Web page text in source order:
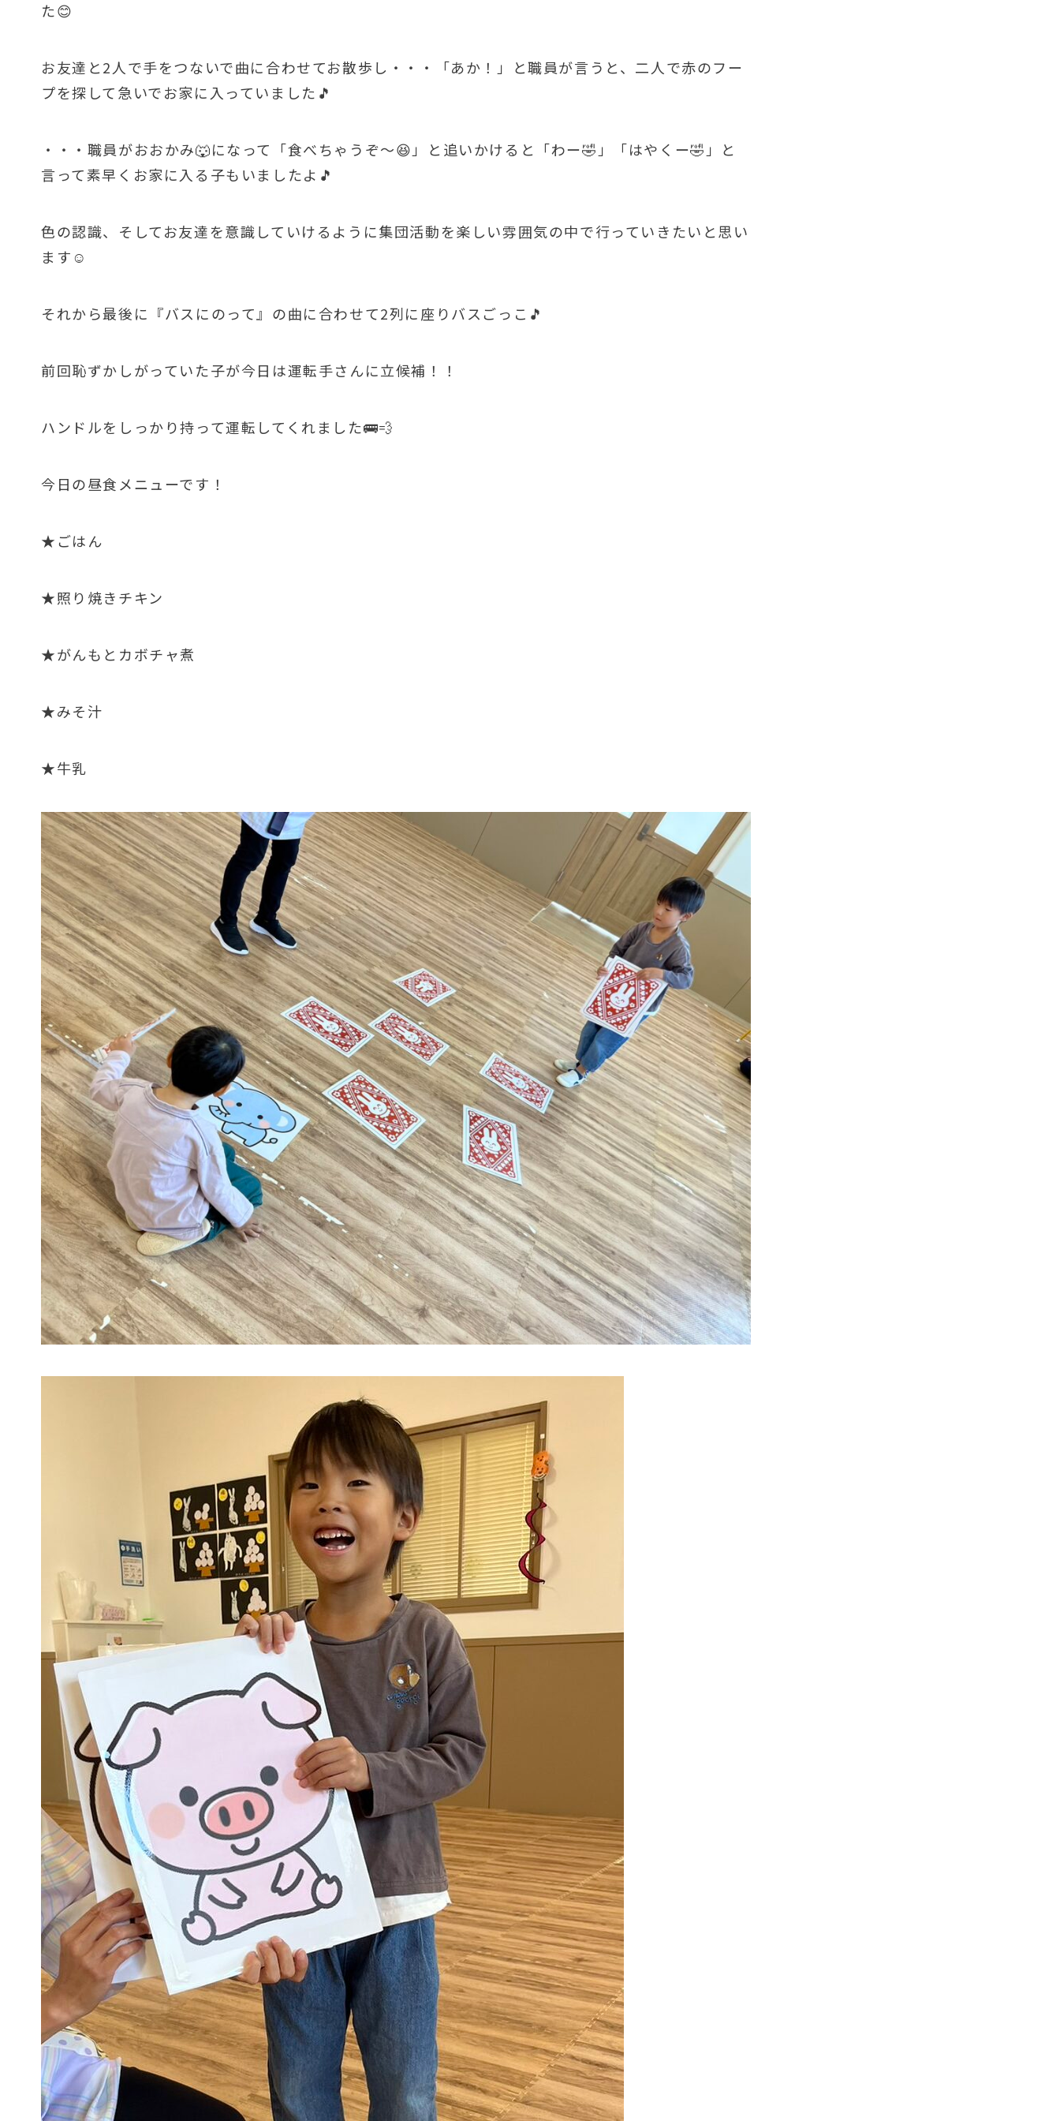
た😊
お友達と2人で手をつないで曲に合わせてお散歩し・・・「あか！」と職員が言うと、二人で赤のフー
プを探して急いでお家に入っていました🎵
・・・職員がおおかみ🐺になって「食べちゃうぞ～😆」と追いかけると「わー🤣」「はやくー🤣」と
言って素早くお家に入る子もいましたよ🎵
色の認識、そしてお友達を意識していけるように集団活動を楽しい雰囲気の中で行っていきたいと思い
ます☺
それから最後に『バスにのって』の曲に合わせて2列に座りバスごっこ🎵
前回恥ずかしがっていた子が今日は運転手さんに立候補！！
ハンドルをしっかり持って運転してくれました🚌💨
今日の昼食メニューです！
★ごはん
★照り焼きチキン
★がんもとカボチャ煮
★みそ汁
★牛乳